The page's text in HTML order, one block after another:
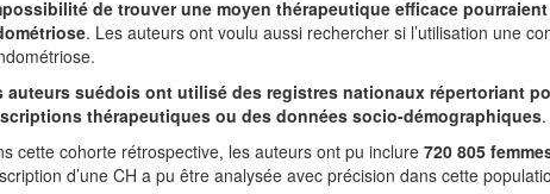
de trouver une moyen thérapeutique efficace
. Les auteurs ont voulu aussi rechercher si l’utilisation une
auteurs suédois ont utilisé des registres nationaux répertoriant
thérapeutiques ou des données socio-démographiques.
cette cohorte rétrospective, les auteurs ont pu inclure 720 805
d’une CH a pu être analysée avec précision dans cette